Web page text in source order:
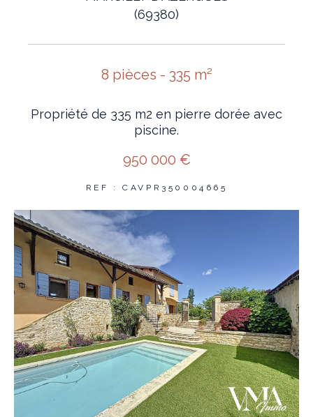
(69380)
8 pièces - 335 m²
Propriété de 335 m2 en pierre dorée avec
piscine.
950 000 €
REF : CAVPR350004665